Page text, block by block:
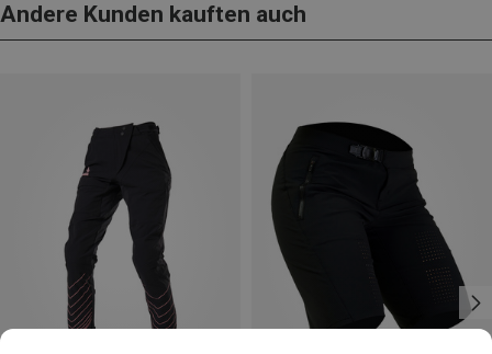
Andere Kunden kauften auch